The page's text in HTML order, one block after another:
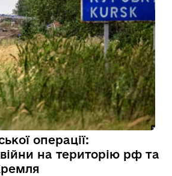
операції:
на територію рф та